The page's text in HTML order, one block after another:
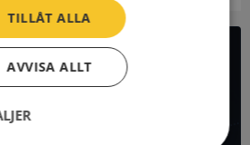
i API
i Syna API
TILLÅT ALLA
AVVISA ALLT